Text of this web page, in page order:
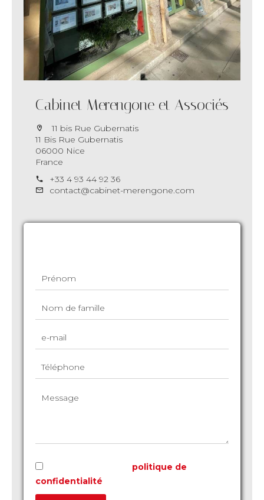
Cabinet Merengone et Associés
11 bis Rue Gubernatis
11 Bis Rue Gubernatis
06000 Nice
France
+33 4 93 44 92 36
contact@cabinet-merengone.com
politique de
confidentialité